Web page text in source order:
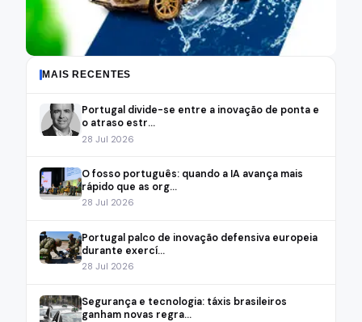
MAIS RECENTES
Portugal divide-se entre a inovação de ponta e
o atraso estr...
28 Jul 2026
O fosso português: quando a IA avança mais
rápido que as org...
28 Jul 2026
Portugal palco de inovação defensiva europeia
durante exercí...
28 Jul 2026
Segurança e tecnologia: táxis brasileiros
ganham novas regra...